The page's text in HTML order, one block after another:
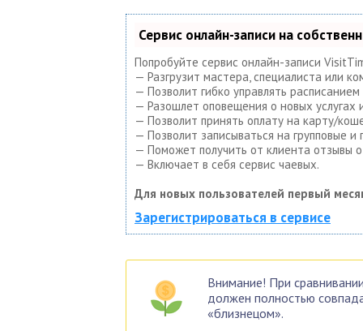
Сервис онлайн-записи на
Попробуйте сервис онлайн-записи
— Разгрузит мастера, специалиста или
— Позволит гибко управлять расписанием
— Разошлет оповещения о новых услугах
— Позволит принять оплату на карту/
— Позволит записываться на групповые
— Поможет получить от клиента отзывы
— Включает в себя сервис чаевых.
Для новых пользователей первый
Зарегистрироваться в сервисе
Внимание! При
должен полностью
«близнецом».